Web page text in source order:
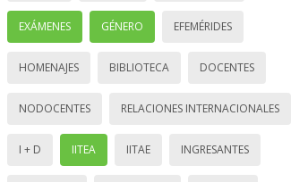
EXÁMENES GÉNERO EFEMÉRIDES
HOMENAJES BIBLIOTECA DOCENTES
NODOCENTES RELACIONES INTERNACIONALES
I + D IITEA IITAE INGRESANTES